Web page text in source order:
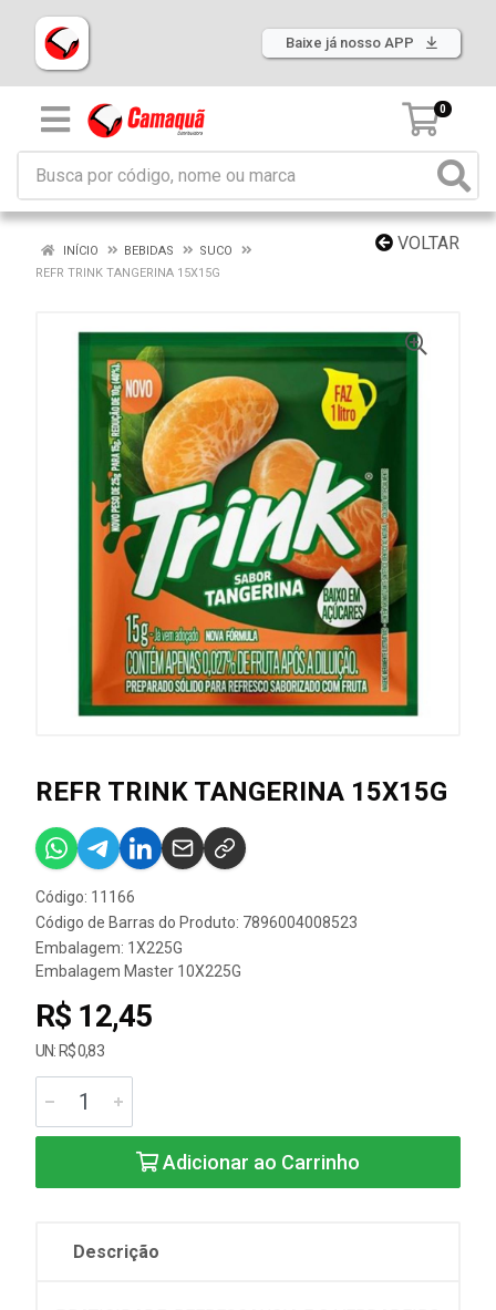
Baixe já nosso APP
0
VOLTAR
INÍCIO BEBIDAS
SUCO
REFR TRINK TANGERINA 15X15G
REFR TRINK TANGERINA 15X15G
Código: 11166
Código de Barras do Produto: 7896004008523
Embalagem: 1X225G
Embalagem Master 10X225G
R$ 12,45
UN: R$ 0,83
Adicionar ao Carrinho
Descrição